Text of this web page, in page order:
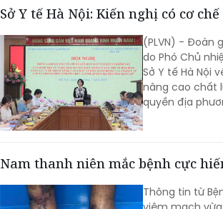
Sở Y tế Hà Nội: Kiến nghị có cơ
(PLVN) - Đoàn
do Phó Chủ
Sở Y tế Hà Nội
nâng cao chất
quyền địa
Nam thanh niên mắc bệnh cực
Thông tin từ